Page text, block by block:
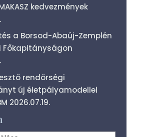
kedvezmények
a Borsod-Abaúj-Zemplén
Főkapitányságon
rendőrségi
új életpályamodellel
2026.07.19.